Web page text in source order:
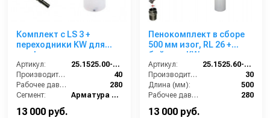
Комплект с LS 3 +
переходники KW для
профессионального
пистолета Karcher.
Артикул:
25.1525.00-KPKW
Производительность (л/мин):
40
Рабочее давление (бар):
280
Сегмент:
Арматура высокого давления
13 000 руб.
Пенокомплект в сборе
500 мм изог, RL 26 +
байонет KW; вход
М22х1,5ш.
Артикул:
25.1525.60-P26KWизог.
Производительность (л/мин):
30
Длина (мм):
500
Рабочее давление (бар):
280
13 000 руб.